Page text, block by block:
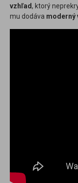
vzhľad, ktorý
mu dodáva moderný